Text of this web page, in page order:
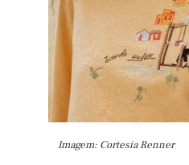
Imagem: Cortesia Renner